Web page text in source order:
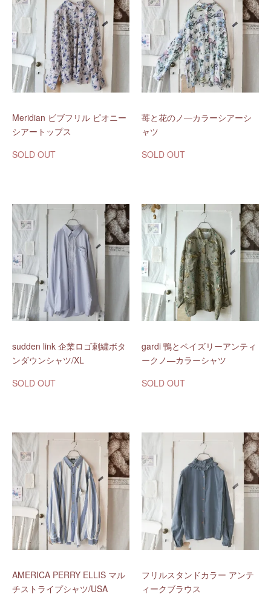
Meridian ビブフリル ピオニー
シアートップス
SOLD OUT
苺と花のノ―カラーシアーシ
ャツ
SOLD OUT
sudden link 企業ロゴ刺繍ボタ
ンダウンシャツ/XL
SOLD OUT
gardi 鴨とペイズリーアンティ
ークノ―カラーシャツ
SOLD OUT
AMERICA PERRY ELLIS マル
チストライプシャツ/USA
フリルスタンドカラー アンテ
ィークブラウス